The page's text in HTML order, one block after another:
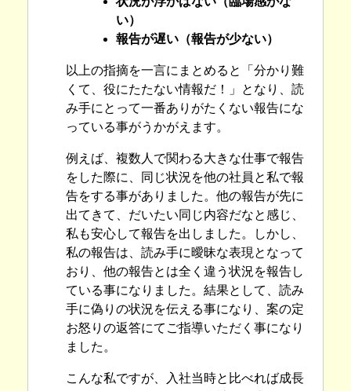
い）
報告が遅い（報告が少ない）
以上の指摘を一言にまとめると「分かり難
くて、役にたたない情報だ！」となり、読
み手にとって一番ありがたくない報告にな
っている事がうかがえます。
例えば、複数人で関わる大きな仕事で報告
をした際に、同じ状況を他の社員と私で報
告をする事がありました。他の報告が先に
出てきて、だいたい同じ内容だなと感じ、
私も安心して報告を出しました。しかし、
私の報告は、読み手に曖昧な表現となって
おり、他の報告とは全く違う状況を報告し
ている事になりました。結果として、読み
手に偽りの状況を伝える事になり、案の定
お怒りの返答にてご指導いただく事になり
ました。
こんな私ですが、入社当時と比べれば成長